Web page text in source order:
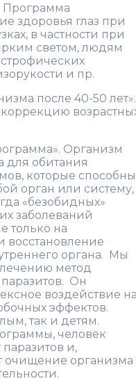
здоровья глаз при
в частности при
светом, людям
и пр.
после 40-50 лет».
Организм
для обитания
которые способны
орган или систему,
«безобидных»
заболеваний
только на
восстановление
органа. Мы
метод
Он
воздействие
эффектов.
так и детям.
человек
паразитов и,
очищение организма